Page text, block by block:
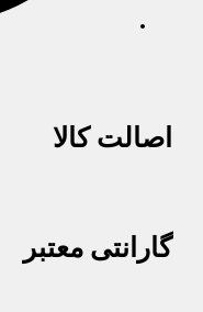
اصالت کالا
گارانتی معتبر